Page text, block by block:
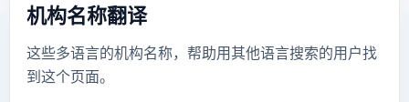
机构名称翻译
这些多语言的机构名称，帮助用其他语言搜索的用户找
到这个页面。